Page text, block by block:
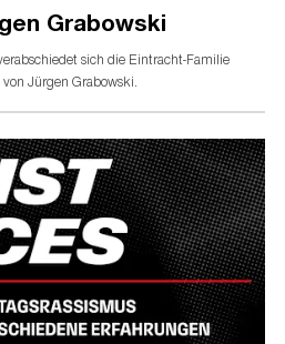
Grabowski
sich die Eintracht-Familie
Jürgen Grabowski.